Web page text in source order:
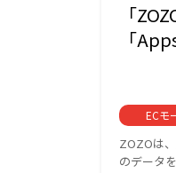
「
「
ECモ
ZOZOは
のデータ